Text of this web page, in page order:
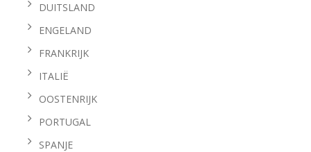
DUITSLAND
ENGELAND
FRANKRIJK
ITALIË
OOSTENRIJK
PORTUGAL
SPANJE